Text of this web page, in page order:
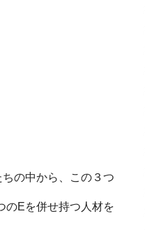
の中から、この３つ
のEを併せ持つ人材を